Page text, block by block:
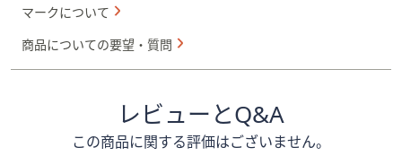
マークについて
商品についての要望・質問
レビューとQ&A
この商品に関する評価はございません。